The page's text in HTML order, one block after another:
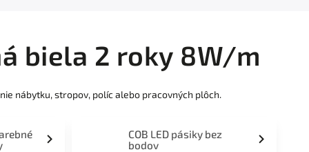
biela 2 roky 8W/m
nábytku, stropov, políc alebo pracovných plôch.
COB LED pásiky bez
bodov